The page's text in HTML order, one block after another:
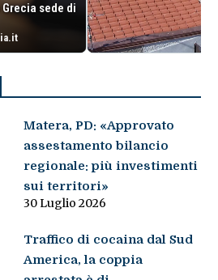
sede di
Matera, PD: «Approvato
assestamento bilancio
regionale: più investimenti
sui territori»
30 Luglio 2026
Traffico di cocaina dal Sud
America, la coppia